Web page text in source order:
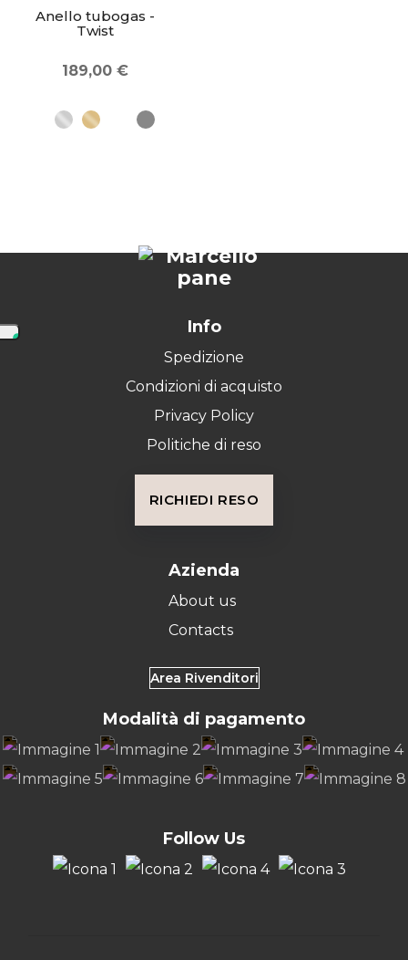
Anello tubogas -
Twist
189,00 €
Info
Spedizione
Condizioni di acquisto
Privacy Policy
Politiche di reso
RICHIEDI RESO
Azienda
About us
Contacts
Area Rivenditori
Modalità di pagamento
Follow Us